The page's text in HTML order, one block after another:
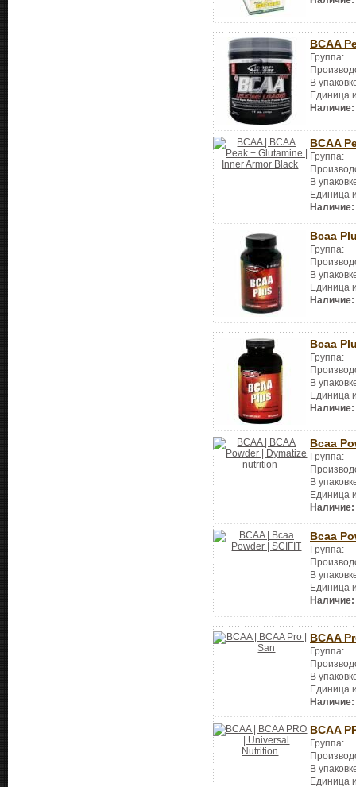
BCAA
Группа:
В
Единица
Наличие:
BCAA
Группа:
В
Единица
Наличие:
Bcaa
Группа:
В
Единица
Наличие:
Bcaa
Группа:
В
Единица
Наличие:
Bcaa
Группа:
В
Единица
Наличие:
Bcaa
Группа:
В
Единица
Наличие:
BCAA
Группа:
В
Единица
Наличие:
BCAA
Группа:
В
Единица